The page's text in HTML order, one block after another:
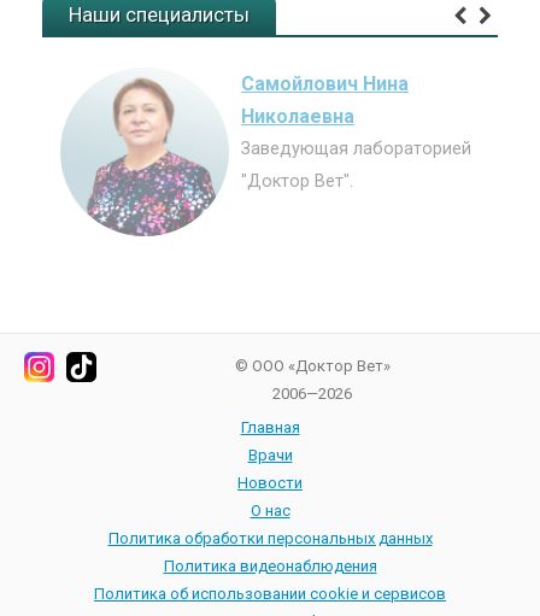
Наши специалисты
Розова Олеся
Дмитриевна
Врач-лаборант.
© ООО «Доктор Вет»
2006—2026
Главная
Врачи
Новости
О нас
Политика обработки персональных данных
Политика видеонаблюдения
Политика об использовании cookie и сервисов